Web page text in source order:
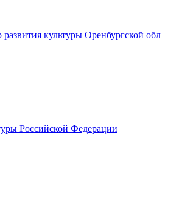
культуры Оренбургской обл
Российской Федерации